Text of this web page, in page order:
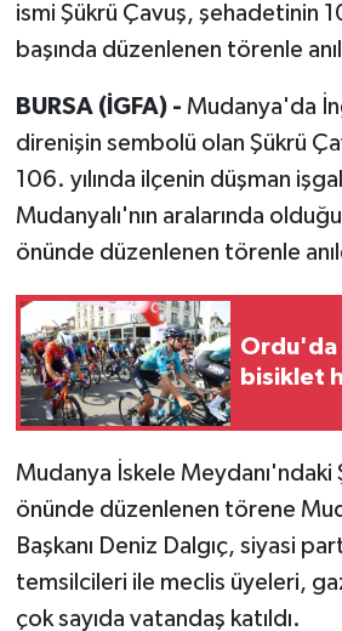
ismi Şükrü Çavuş, şehadetinin
başında düzenlenen törenle
BURSA (İGFA) - Mudanya'da
direnişin sembolü olan Şükrü
106. yılında ilçenin düşman
Mudanyalı'nın aralarında
önünde düzenlenen törenle
Ordu'da
bisiklet
Mudanya İskele Meydanı'ndaki
önünde düzenlenen törene
Başkanı Deniz Dalgıç, siyasi
temsilcileri ile meclis üyeleri,
çok sayıda vatandaş katıldı.